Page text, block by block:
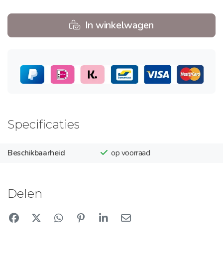
In winkelwagen
Specificaties
Beschikbaarheid op voorraad
Delen